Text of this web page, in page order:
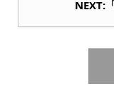
NEXT: